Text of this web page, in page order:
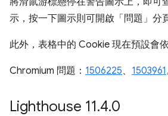
示，按一下圖示則可開啟「問題」 分
此外，表格中的 Cookie 現在預設會依
Chromium 問題： 1506225、 1503961
Lighthouse 11.4.0